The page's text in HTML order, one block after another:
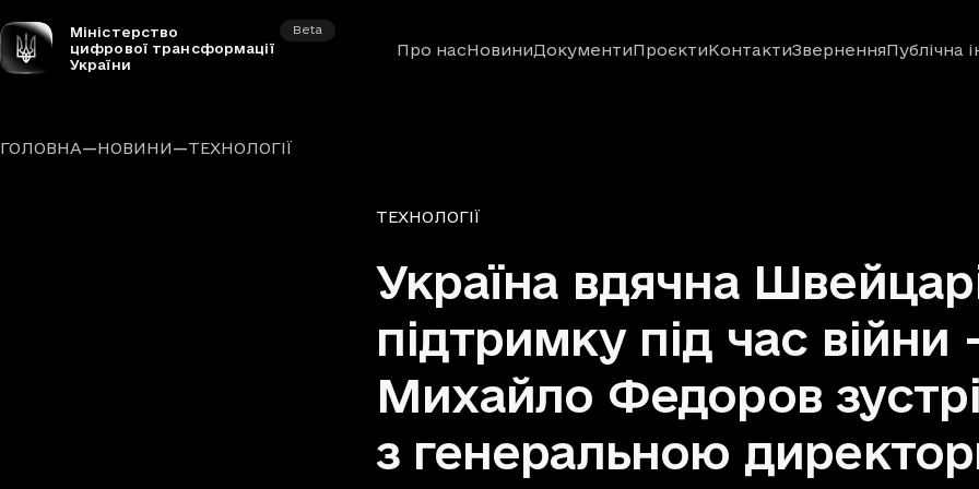
Міністерство
цифрової трансформації
України
Beta
Про насНовиниДокументиПроєктиКонтактиЗверненняПублічна
ГОЛОВНА—НОВИНИ—ТЕХНОЛОГІЇ
Рубрики
ТЕХНОЛОГІЇ
Україна вдячна
підтримку під час війни
Михайло Федоров
з генеральною